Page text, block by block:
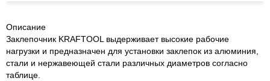
Описание
Заклепочник KRAFTOOL выдерживает высокие рабочие
нагрузки и предназначен для установки заклепок из алюминия,
стали и нержавеющей стали различных диаметров согласно
таблице.